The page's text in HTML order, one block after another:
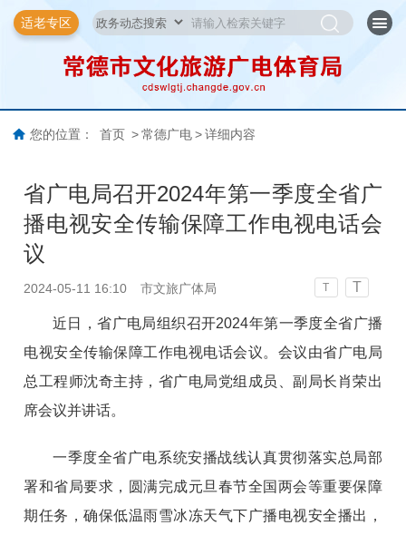
适老专区
您的位置： 首页 > 常德广电 > 详细内容
省广电局召开2024年第一季度全省广
播电视安全传输保障工作电视电话会
议
2024-05-11 16:10 市文旅广体局 T T
近日，省广电局组织召开2024年第一季度全省广播
电视安全传输保障工作电视电话会议。会议由省广电局
总工程师沈奇主持，省广电局党组成员、副局长肖荣出
席会议并讲话。
一季度全省广电系统安播战线认真贯彻落实总局部
署和省局要求，圆满完成元旦春节全国两会等重要保障
期任务，确保低温雨雪冰冻天气下广播电视安全播出，